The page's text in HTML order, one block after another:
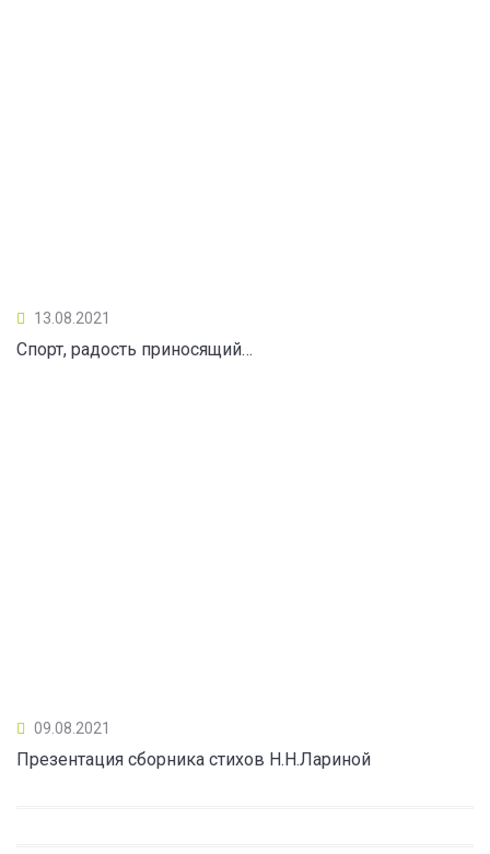
13.08.2021
Спорт, радость приносящий…
09.08.2021
Презентация сборника стихов Н.Н.Лариной